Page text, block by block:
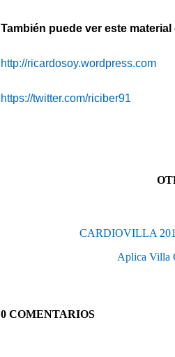
También puede ver este material
http://ricardosoy.wordpress.com
https://twitter.com/riciber91
CARDIOVILLA
Aplica Villa
0 COMENTARIOS